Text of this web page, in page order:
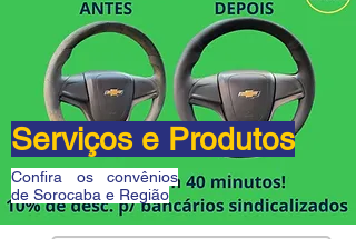
Serviços e Produtos
Confira os convênios
de Sorocaba e Região